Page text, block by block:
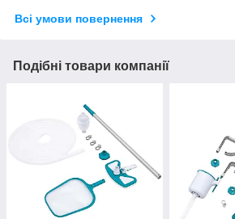
Всі умови повернення
Подібні товари компанії